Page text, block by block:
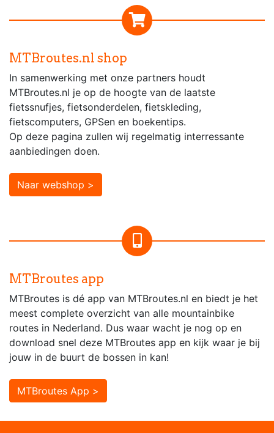
MTBroutes.nl shop
In samenwerking met onze partners houdt
MTBroutes.nl je op de hoogte van de laatste
fietssnufjes, fietsonderdelen, fietskleding,
fietscomputers, GPSen en boekentips.
Op deze pagina zullen wij regelmatig interressante
aanbiedingen doen.
Naar webshop >
MTBroutes app
MTBroutes is dé app van MTBroutes.nl en biedt je het
meest complete overzicht van alle mountainbike
routes in Nederland. Dus waar wacht je nog op en
download snel deze MTBroutes app en kijk waar je bij
jouw in de buurt de bossen in kan!
MTBroutes App >